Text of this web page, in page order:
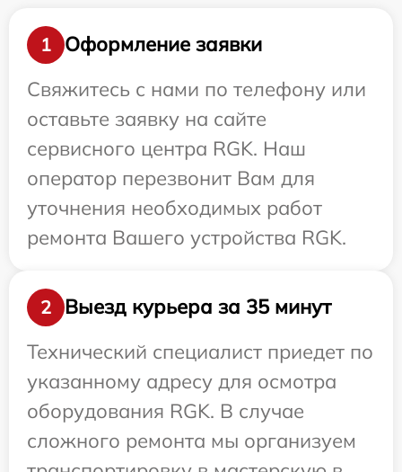
1
Оформление заявки
Свяжитесь с нами по телефону или
оставьте заявку на сайте
сервисного центра RGK. Наш
оператор перезвонит Вам для
уточнения необходимых работ
ремонта Вашего устройства RGK.
2
Выезд курьера за 35 минут
Технический специалист приедет по
указанному адресу для осмотра
оборудования RGK. В случае
сложного ремонта мы организуем